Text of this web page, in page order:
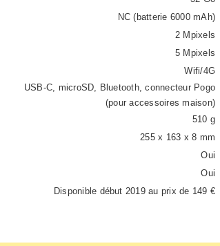
NC (batterie 6000 mAh)
2 Mpixels
5 Mpixels
Wifi/4G
USB-C, microSD, Bluetooth, connecteur Pogo
(pour accessoires maison)
510 g
255 x 163 x 8 mm
Oui
Oui
Disponible début 2019 au prix de 149 €